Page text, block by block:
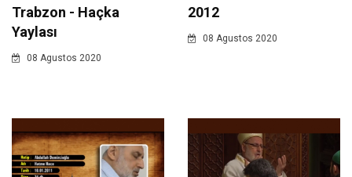
Trabzon - Haçka
Yaylası
08 Agustos 2020
2012
08 Agustos 2020